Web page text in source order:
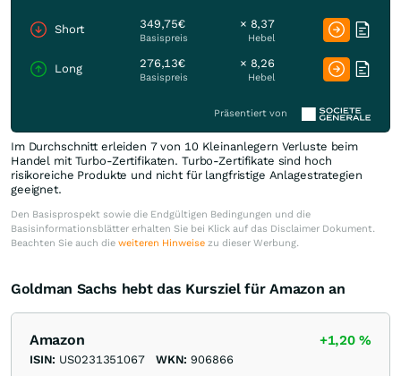
Short 349,75€
Basispreis
× 8,37
Hebel
Long 276,13€
Basispreis
× 8,26
Hebel
Präsentiert von
Im Durchschnitt erleiden 7 von 10 Kleinanlegern Verluste beim
Handel mit Turbo-Zertifikaten. Turbo-Zertifikate sind hoch
risikoreiche Produkte und nicht für langfristige Anlagestrategien
geeignet.
Den Basisprospekt sowie die Endgültigen Bedingungen und die
Basisinformationsblätter erhalten Sie bei Klick auf das Disclaimer Dokument.
Beachten Sie auch die weiteren Hinweise zu dieser Werbung.
Goldman Sachs hebt das Kursziel für Amazon an
Amazon +1,20%
ISIN: US0231351067 WKN: 906866